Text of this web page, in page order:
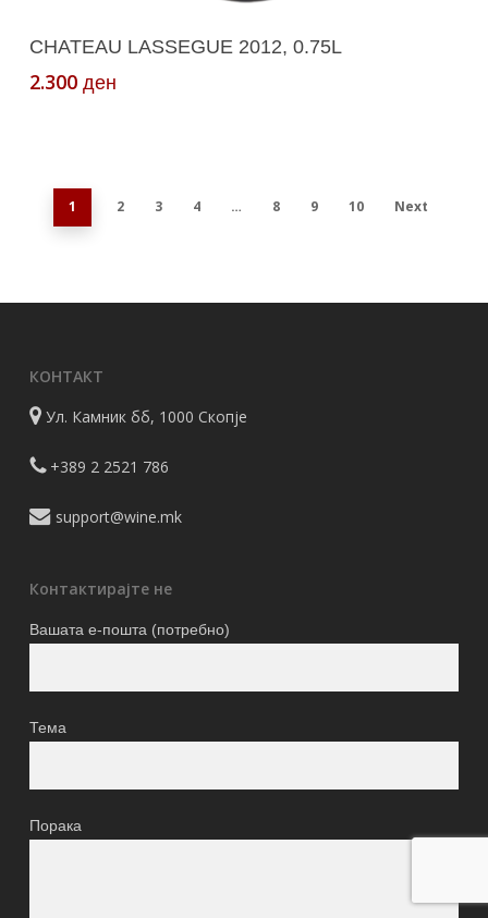
Додади Во Кошничка
CHATEAU LASSEGUE 2012, 0.75L
2.300 ден
1 2 3 4 … 8 9 10 Next
КОНТАКТ
Ул. Камник бб, 1000 Скопје
+389 2 2521 786
support@wine.mk
Контактирајте не
Вашата е-пошта (потребно)
Тема
Порака